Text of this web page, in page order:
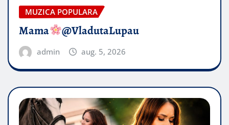
MUZICA POPULARA
Mama @VladutaLupau
admin aug. 5, 2026